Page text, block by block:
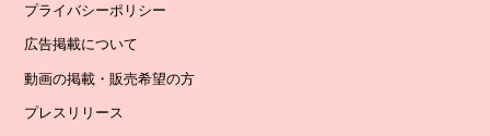
プライバシーポリシー
広告掲載について
動画の掲載・販売希望の方
プレスリリース